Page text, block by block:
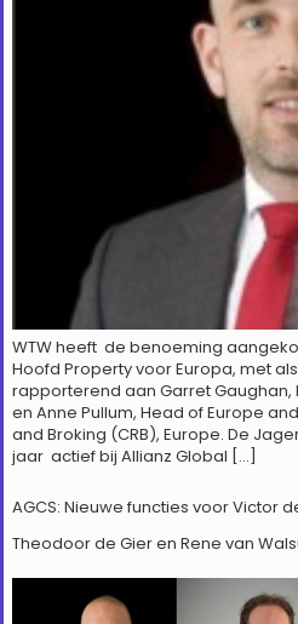
WTW heeft de benoeming
Hoofd Property voor Europa, met
rapporterend aan Garret Gaughan,
en Anne Pullum, Head of Europe
and Broking (CRB), Europe. De
jaar actief bij Allianz Global […]
AGCS: Nieuwe functies voor Victor
Theodoor de Gier en Rene van